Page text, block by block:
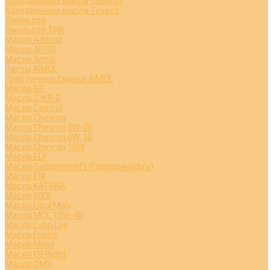
Холодильные масла Texaco
Эмульсол
Эмульсол ТНК
Масла Addinol
Масла ARGO
Масла Aimol
Пасты AIMOL
Пластичные смазки AIMOL
Масла BP
Масла C.N.R.G.
Масла Castrol
Масла Chevron
Масла Chevron 0W-20
Масла Chevron 0W-30
Масла Chevron 10W
Масла ELF
Масла Gazpromneft (Газпромнефть)
Масла ENI
Масла KATANA
Масла KIXX
Масла Liqui Moly
Масла MOL 15W-40
Масла Lubri Loy
Масла Fuchs
Масла Mobil
Масла Oil Right
Масла OMV